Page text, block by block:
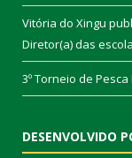
Vitória do Xingu
Diretor(a) das
3º Torneio de
DESENVOLVIDO